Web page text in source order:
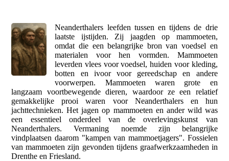
Neanderthalers leefden tussen en tijdens de drie
laatste ijstijden. Zij jaagden op mammoeten,
omdat die een belangrijke bron van voedsel en
materialen voor hen vormden. Mammoeten
leverden vlees voor voedsel, huiden voor kleding,
botten en ivoor voor gereedschap en andere
voorwerpen. Mammoeten waren grote en
langzaam voortbewegende dieren, waardoor ze een relatief
gemakkelijke prooi waren voor Neanderthalers en hun
jachttechnieken. Het jagen op mammoeten en ander wild was
een essentieel onderdeel van de overlevingskunst van
Neanderthalers. Vermaning noemde zijn belangrijke
vindplaatsen daarom "kampen van mammoetjagers". Fossielen
van mammoeten zijn gevonden tijdens graafwerkzaamheden in
Drenthe en Friesland.